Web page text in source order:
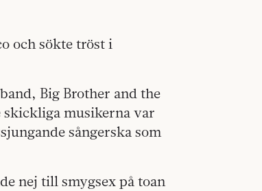
och sökte tröst i
Big Brother and the
skickliga musikerna var
sångerska som
nej till smygsex på toan